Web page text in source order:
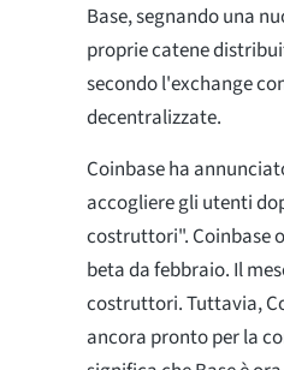
Base, segnando una
proprie catene
secondo l'exchange
decentralizzate.
Coinbase ha
accogliere gli utenti
costruttori". Coinbase
beta da febbraio. Il
costruttori. Tuttavia,
ancora pronto per la